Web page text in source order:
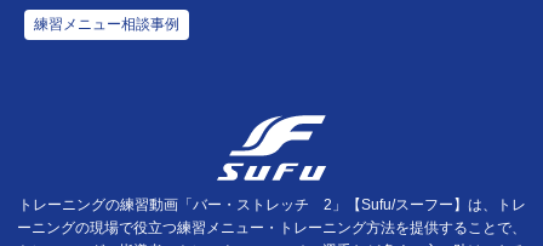
練習メニュー相談事例
トレーニングの練習動画「バー・ストレッチ 2」【Sufu/スーフー】は、トレ
ーニングの現場で役立つ練習メニュー・トレーニング方法を提供することで、